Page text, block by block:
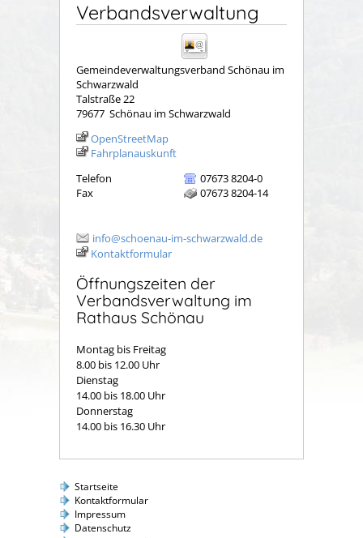
Verbandsverwaltung
Gemeindeverwaltungsverband Schönau im
Schwarzwald
Talstraße 22
79677 Schönau im Schwarzwald
OpenStreetMap
Fahrplanauskunft
Telefon
07673 8204-0
Fax
07673 8204-14
info@schoenau-im-schwarzwald.de
Kontaktformular
Öffnungszeiten der
Verbandsverwaltung im
Rathaus Schönau
Montag bis Freitag
8.00 bis 12.00 Uhr
Dienstag
14.00 bis 18.00 Uhr
Donnerstag
14.00 bis 16.30 Uhr
Startseite
Kontaktformular
Impressum
Datenschutz